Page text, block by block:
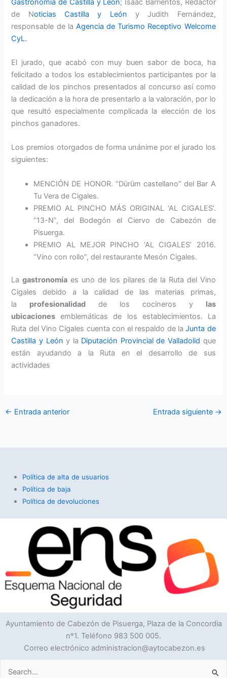
de Noticias Castilla y León y Judith Fernández,
responsable de la Agencia de Turismo Receptivo Welcome
CyL.
El jurado, que acabó con muy buen sabor de boca, ha
felicitado a todos los establecimientos participantes por la
calidad de los pinchos presentados al concurso así como
la dedicación a la hora de presentarlo a la valoración, por lo
que resultó especialmente complicada la elección de los
pinchos ganadores.
Los premios otorgados de forma unánime por el jurado los
siguientes:
MENCIÓN DE HONOR. “Dürüm castellano” del Bar A
Tu Vera de Cigales.
PREMIO AL PINCHO MÁS ORIGINAL ‘AL CIGALES’.
“13-N”, del Bodegón el Ciervo de Cabezón de
Pisuerga.
PREMIO AL MEJOR PINCHO ‘AL CIGALES’ 2016.
“Vino con rollo”, del restaurante Mesón Cigales.
Lagastronomía es uno de los pilares de la Ruta del Vino
Cigales debido a la calidad de las materias primas,
la profesionalidad de los cocineros y las
ubicaciones emblemáticas de los establecimientos. La
Ruta del Vino Cigales cuenta con el respaldo de laJunta de
Castilla y León y la Diputación Provincial de Valladolid que
están ayudando a la Ruta en el desarrollo de sus
actividades
← Entrada anterior Entrada siguiente →
Política de alta de usuarios
Política de baja
Política de devoluciones
Ayuntamiento de Cabezón de Pisuerga, Plaza de la Concordia
nº1. Teléfono 983 500 005.
Correo electrónico administracion@aytocabezon.es
Buscar